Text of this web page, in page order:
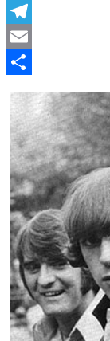
WhatsApp
Telegram
Email